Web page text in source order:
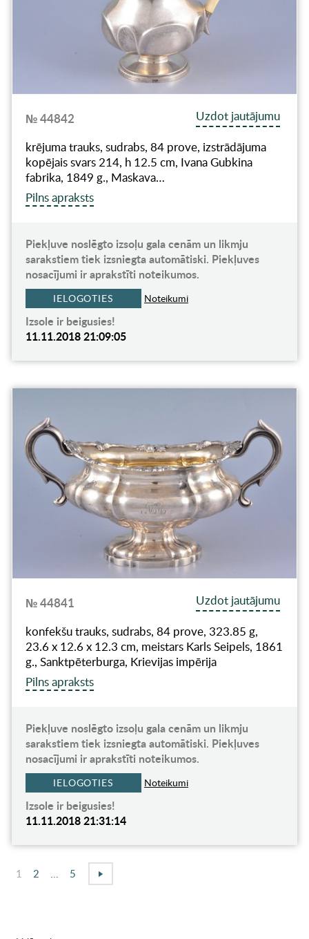
№ 44842
Uzdot jautājumu
krējuma trauks, sudrabs, 84 prove, izstrādājuma
kopējais svars 214, h 12.5 cm, Ivana Gubkina
fabrika, 1849 g., Maskava…
Pilns apraksts
Piekļuve noslēgto izsoļu gala cenām un likmju
sarakstiem tiek izsniegta automātiski. Piekļuves
nosacījumi ir aprakstīti noteikumos.
IELOGOTIES Noteikumi
Izsole ir beigusies!
11.11.2018 21:09:05
№ 44841
Uzdot jautājumu
konfekšu trauks, sudrabs, 84 prove, 323.85 g,
23.6 x 12.6 x 12.3 cm, meistars Karls Seipels, 1861
g., Sanktpēterburga, Krievijas impērija
Pilns apraksts
Piekļuve noslēgto izsoļu gala cenām un likmju
sarakstiem tiek izsniegta automātiski. Piekļuves
nosacījumi ir aprakstīti noteikumos.
IELOGOTIES Noteikumi
Izsole ir beigusies!
11.11.2018 21:31:14
1 2 5